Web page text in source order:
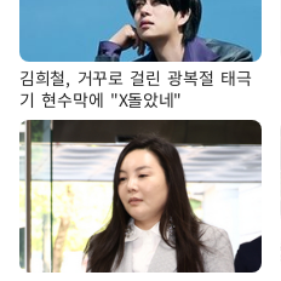
김희철, 거꾸로 걸린 광복절 태극
기 현수막에 "X돌았네"